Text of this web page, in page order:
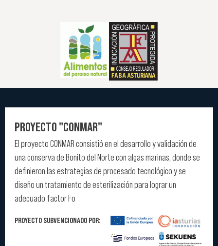
PROYECTO "CONMAR"
El proyecto CONMAR consistió en el desarrollo y validación de
una conserva de Bonito del Norte con algas marinas, donde se
definieron las estrategias de procesado tecnológico y se
diseño un tratamiento de esterilización para lograr un
adecuado factor Fo
PROYECTO SUBVENCIONADO POR: